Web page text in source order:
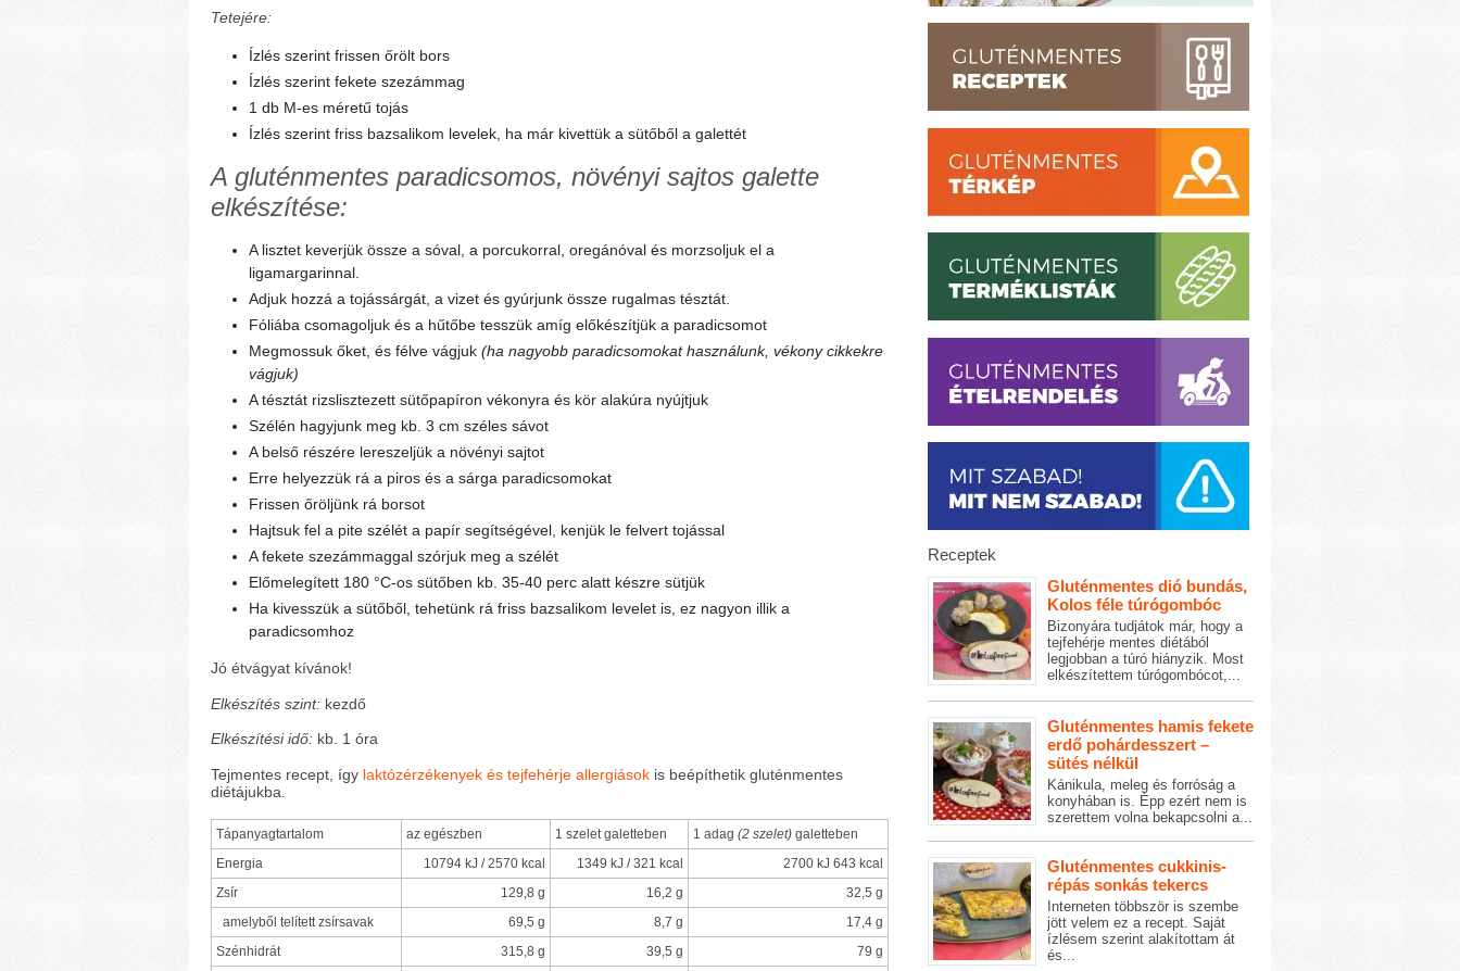
Tetejére:
Ízlés szerint frissen őrölt bors
Ízlés szerint fekete szezámmag
1 db M-es méretű tojás
Ízlés szerint friss bazsalikom levelek, ha már kivettük a sütőből a galettét
A gluténmentes paradicsomos, növényi sajtos galette
elkészítése:
A lisztet keverjük össze a sóval, a porcukorral, oregánóval és morzsoljuk el a
ligamargarinnal.
Adjuk hozzá a tojássárgát, a vizet és gyúrjunk össze rugalmas tésztát.
Fóliába csomagoljuk és a hűtőbe tesszük amíg előkészítjük a paradicsomot
Megmossuk őket, és félve vágjuk (ha nagyobb paradicsomokat használunk, vékony cikkekre
vágjuk)
A tésztát rizslisztezett sütőpapíron vékonyra és kör alakúra nyújtjuk
Szélén hagyjunk meg kb. 3 cm széles sávot
A belső részére lereszeljük a növényi sajtot
Erre helyezzük rá a piros és a sárga paradicsomokat
Frissen őröljünk rá borsot
Hajtsuk fel a pite szélét a papír segítségével, kenjük le felvert tojással
A fekete szezámmaggal szórjuk meg a szélét
Előmelegített 180 °C-os sütőben kb. 35-40 perc alatt készre sütjük
Ha kivesszük a sütőből, tehetünk rá friss bazsalikom levelet is, ez nagyon illik a
paradicsomhoz
Jó étvágyat kívánok!
Elkészítés szint: kezdő
Elkészítési idő: kb. 1 óra
Tejmentes recept, így laktózérzékenyek és tejfehérje allergiások is beépíthetik gluténmentes
diétájukba.
Tápanyagtartalom az egészben 1 szelet galetteben 1 adag (2 szelet) galetteben
Energia
10794 kJ / 2570 kcal 1349 kJ / 321 kcal
2700 kJ 643 kcal
Zsír
129,8 g 16,2 g
32,5 g
amelyből telített zsírsavak
69,5 g 8,7 g
17,4 g
Szénhidrát
315,8 g 39,5 g
79 g
Receptek
Gluténmentes dió bundás,
Kolos féle túrógombóc
Bizonyára tudjátok már, hogy a
tejfehérje mentes diétából
legjobban a túró hiányzik. Most
elkészítettem túrógombócot,...
Gluténmentes hamis fekete
erdő pohárdesszert –
sütés nélkül
Kánikula, meleg és forróság a
konyhában is. Épp ezért nem is
szerettem volna bekapcsolni a...
Gluténmentes cukkinis-
répás sonkás tekercs
Interneten többször is szembe
jött velem ez a recept. Saját
ízlésem szerint alakítottam át
és...